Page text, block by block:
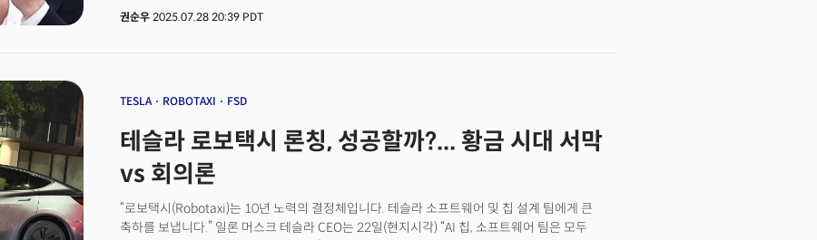
차세대 AI6 칩 제조를 전담할 예정"이라고 밝혔다. 머스크는 "삼성은 현재 AI4를 생산하고
전략적 중요성은 아무리 강조해도 지나치지 않다"고 전했다. 이어 "삼성은 테슬라가 제조 효율을
속도를 높일 것"이라고 밝혔다.또 다른 게시글에서는 "165억 달러는 최소 수치일 뿐이며, 실제
생산량은 이보다 몇 배 더 많을 가능성이 있다"면서 향후 계약 규모가 더 커질 수 있음을
시사했다. [더밀크의 텍사스 삼성전자 공장, 테슬라 공장 르포 다시 읽기] "퀀텀 점프는 미국에서"
공장.. 밤낮없는 '속도전'[르포] 대낮에도 을씨년 텍사스 테일러.. 삼성은 융화될까? 섬처럼 될까?
[르포] 테슬라 오스틴 기가팩토리 가보니... 눈앞에 로봇만 보이더라[르포] "공장은 로봇을 만드는
권순우2025.07.28 20:39 PDT
TESLA ROBOTAXI FSD
테슬라 로보택시 론칭, 성공할까?... 황금 시대 서막
vs 회의론
“로보택시(Robotaxi)는 10년 노력의 결정체입니다. 테슬라 소프트웨어 및 칩 설계 팀에게 큰
축하를 보냅니다.” 일론 머스크 테슬라 CEO는 22일(현지시각) “AI 칩, 소프트웨어 팀은 모두